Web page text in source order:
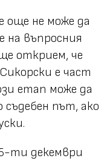
още не може да
на въпросния
открием, че
е част
етап може да
съдебен път, ако
ти декември